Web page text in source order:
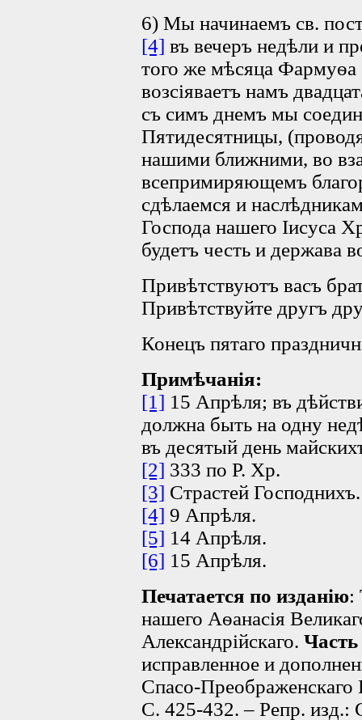
6) Мы начинаемъ св.
[4] въ вечеръ недѣли и
того же мѣсяца Фармуѳа
возсіяваетъ намъ
съ симъ днемъ мы
Пятидесятницы,
нашими ближними, во
всепримиряющемъ
сдѣлаемся и
Господа нашего Іисуса
будетъ честь и держава
Привѣтствуютъ васъ
Привѣтствуйте другъ
Конецъ пятаго
Примѣчанiя:
[1] 15 Апрѣля; въ
должна быть на одну
въ десятый день
[2] 333 по Р. Хр.
[3] Страстей Господнихъ.
[4] 9 Апрѣля.
[5] 14 Апрѣля.
[6] 15 Апрѣля.
Печатается по изданію:
нашего Аѳанасiя
Александрiйскаго. Часть
исправленное и
Спасо-Преображенскаго
С. 425-432. – Репр.